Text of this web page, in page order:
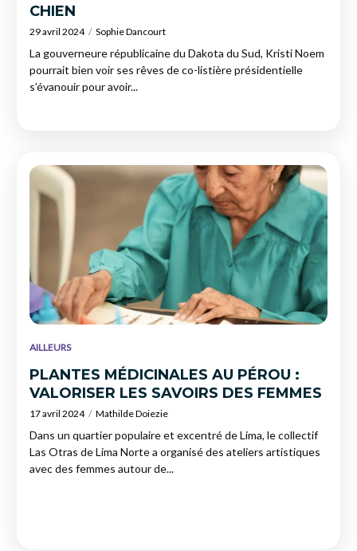
CHIEN
29 avril 2024 Sophie Dancourt
La gouverneure républicaine du Dakota du Sud, Kristi Noem
pourrait bien voir ses rêves de co-listière présidentielle
s’évanouir pour avoir...
AILLEURS
PLANTES MÉDICINALES AU PÉROU :
VALORISER LES SAVOIRS DES FEMMES
17 avril 2024 Mathilde Doiezie
Dans un quartier populaire et excentré de Lima, le collectif
Las Otras de Lima Norte a organisé des ateliers artistiques
avec des femmes autour de...